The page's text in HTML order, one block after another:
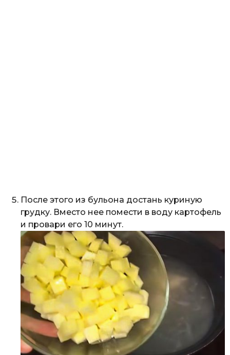
После этого из бульона достань куриную
грудку. Вместо нее помести в воду картофель
и провари его 10 минут.